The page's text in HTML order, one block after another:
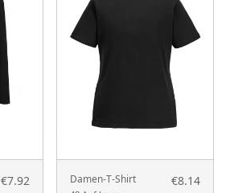
€7.92 Damen-T-Shirt €8.14